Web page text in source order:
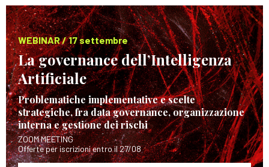
WEBINAR / 17 settembre
La governance dell’Intelligenza
Artificiale
Problematiche implementative e scelte
strategiche, fra data governance, organizzazione
interna e gestione dei rischi
ZOOM MEETING
Offerte per iscrizioni entro il 27/08